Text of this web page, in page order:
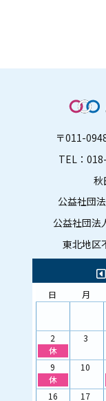
〒011-
TEL：
秋
公益社団
公益社団法
東北地区
日 月
2
休
3
9
休
10
16 17